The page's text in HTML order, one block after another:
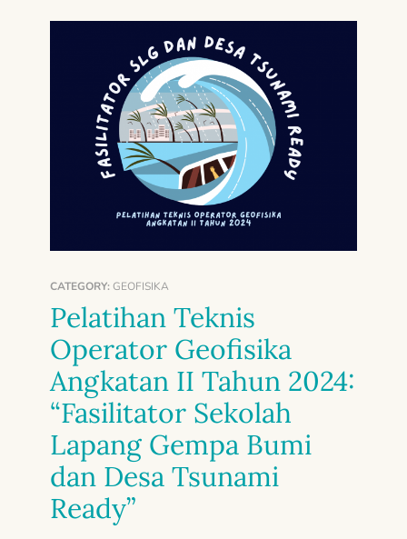
CATEGORY: GEOFISIKA
Pelatihan Teknis
Operator Geofisika
Angkatan II Tahun 2024:
“Fasilitator Sekolah
Lapang Gempa Bumi
dan Desa Tsunami
Ready”